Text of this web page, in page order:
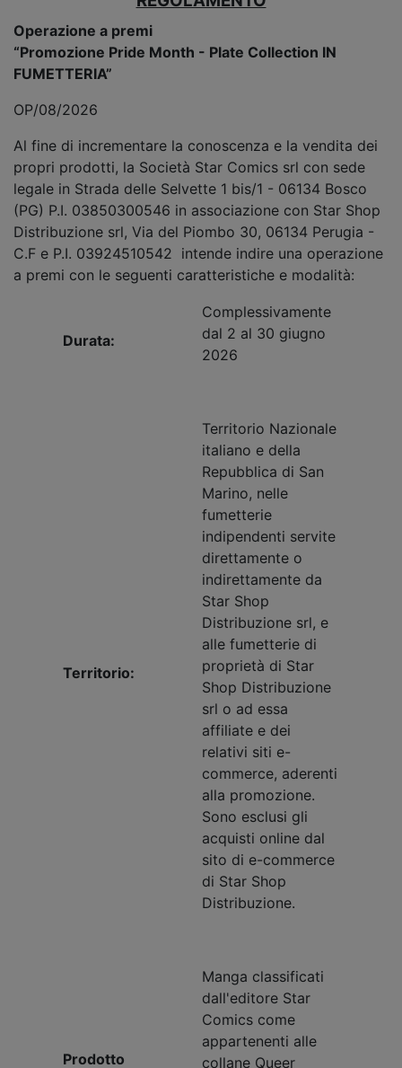
Operazione a premi
“Promozione Pride Month - Plate Collection IN
FUMETTERIA”
OP/08/2026
Al fine di incrementare la conoscenza e la vendita dei
propri prodotti, la Società Star Comics srl con sede
legale in Strada delle Selvette 1 bis/1 - 06134 Bosco
(PG) P.I. 03850300546 in associazione con Star Shop
Distribuzione srl, Via del Piombo 30, 06134 Perugia -
C.F e P.I. 03924510542 intende indire una operazione
a premi con le seguenti caratteristiche e modalità:
Durata:
Complessivamente
dal 2 al 30 giugno
2026
Territorio:
Territorio Nazionale
italiano e della
Repubblica di San
Marino, nelle
fumetterie
indipendenti servite
direttamente o
indirettamente da
Star Shop
Distribuzione srl, e
alle fumetterie di
proprietà di Star
Shop Distribuzione
srl o ad essa
affiliate e dei
relativi siti e-
commerce, aderenti
alla promozione.
Sono esclusi gli
acquisti online dal
sito di e-commerce
di Star Shop
Distribuzione.
Prodotto
Manga classificati
dall'editore Star
Comics come
appartenenti alle
collane Queer